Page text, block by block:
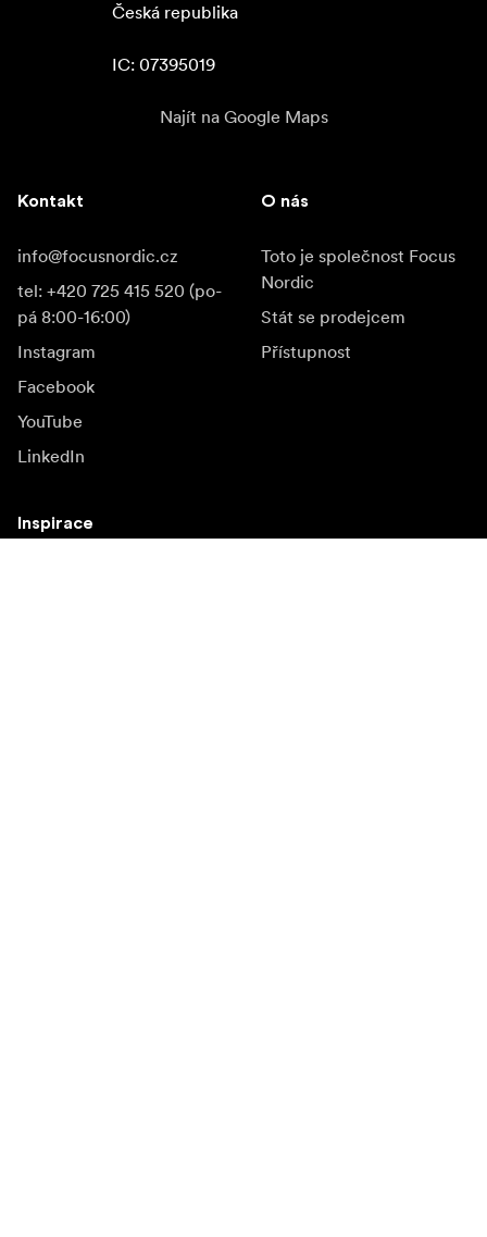
Česká republika
IC: 07395019
Najít na Google Maps
Kontakt
info@focusnordic.cz
tel: +420 725 415 520 (po-
pá 8:00-16:00)
Instagram
Facebook
YouTube
LinkedIn
O nás
Toto je společnost Focus
Nordic
Stát se prodejcem
Přístupnost
Inspirace